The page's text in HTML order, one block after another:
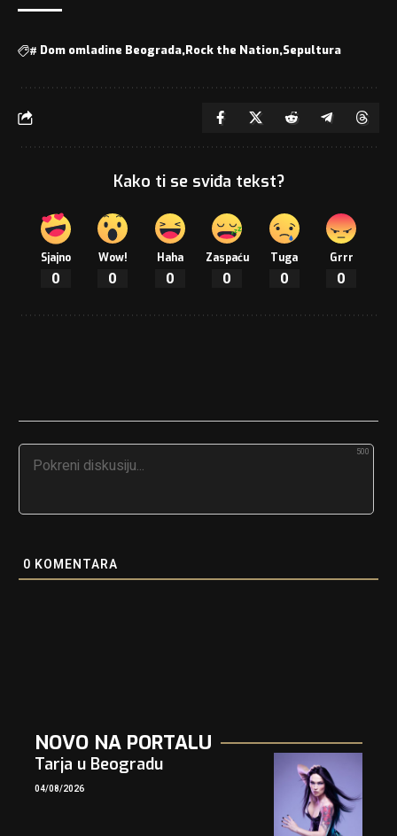
# Dom omladine Beograda Rock the Nation Sepultura
Kako ti se sviđa tekst?
Sjajno
0
Wow!
0
Haha
0
Zaspaću
0
Tuga
0
Grrr
0
500
0 KOMENTARA
NOVO NA PORTALU
Tarja u Beogradu
04/08/2026